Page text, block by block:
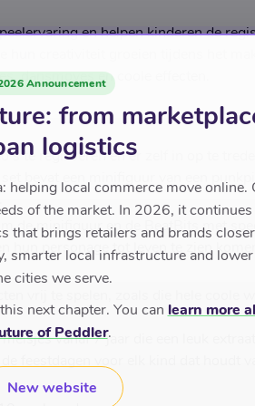
en helpen kinderen de
creativiteit groeien tijdens het
dansmoves en coole effecten.
te regisseren en er zelf in op te
bevat een minifiguur van een
minifiguur en de BeatBits met
personage tot leven te zien
vrij te spelen, zoals die hele coole
vanaf 7 jaar die een leuk
feestdagen voor elk kind dat houdt
Announcement
from
logistics
helping local commerce move online.
of the market. In 2026, it
brings retailers and brands
smarter local infrastructure and
cities we serve.
next chapter. You can learn more
of Peddler.
New website